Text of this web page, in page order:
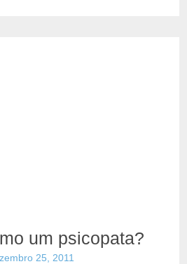
um psicopata?
25, 2011